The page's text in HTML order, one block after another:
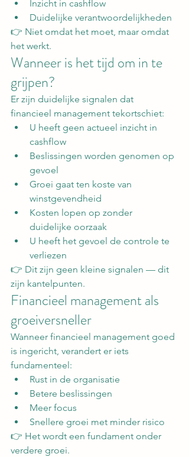
Inzicht in cashflow
Duidelijke verantwoordelijkheden
👉 Niet omdat het moet, maar omdat
het werkt.
Wanneer is het tijd om in te
grijpen?
Er zijn duidelijke signalen dat
financieel management tekortschiet:
U heeft geen actueel inzicht in
cashflow
Beslissingen worden genomen op
gevoel
Groei gaat ten koste van
winstgevendheid
Kosten lopen op zonder
duidelijke oorzaak
U heeft het gevoel de controle te
verliezen
👉 Dit zijn geen kleine signalen — dit
zijn kantelpunten.
Financieel management als
groeiversneller
Wanneer financieel management goed
is ingericht, verandert er iets
fundamenteel:
Rust in de organisatie
Betere beslissingen
Meer focus
Snellere groei met minder risico
👉 Het wordt een fundament onder
verdere groei.